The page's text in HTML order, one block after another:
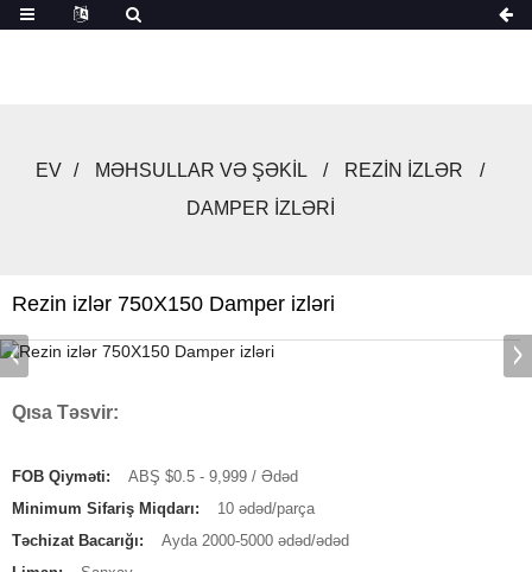
EV MƏHSULLAR VƏ ŞƏKIL
REZIN IZLƏR
DAMPER IZLƏRI
Rezin izlər 750X150 Damper izləri
Qısa Təsvir:
FOB Qiyməti:
ABŞ $0.5 - 9,999 / Ədəd
Minimum Sifariş Miqdarı:
10 ədəd/parça
Təchizat Bacarığı:
Ayda 2000-5000 ədəd/ədəd